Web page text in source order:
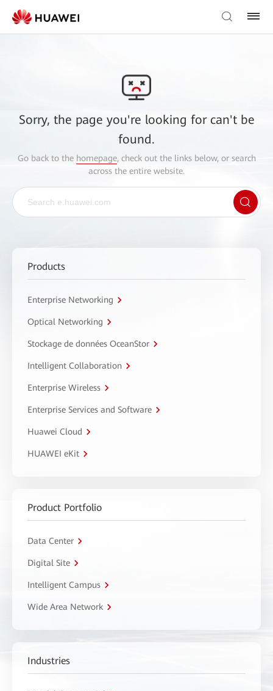
Sorry, the page you're looking for can't be
found.
Go back to the homepage, check out the links below, or search
across the entire website.
Products
Enterprise Networking
Optical Networking
Stockage de données OceanStor
Intelligent Collaboration
Enterprise Wireless
Enterprise Services and Software
Huawei Cloud
HUAWEI eKit
Product Portfolio
Data Center
Digital Site
Intelligent Campus
Wide Area Network
Industries